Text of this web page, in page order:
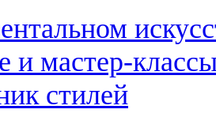
и мастер-
стилей